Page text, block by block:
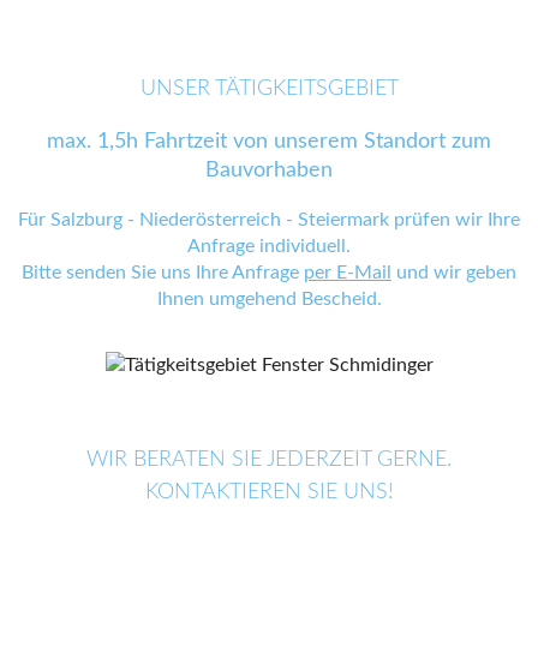
UNSER TÄTIGKEITSGEBIET
max. 1,5h Fahrtzeit von unserem Standort zum
Bauvorhaben
Für Salzburg - Niederösterreich - Steiermark prüfen wir Ihre
Anfrage individuell.
Bitte senden Sie uns Ihre Anfrage per E-Mail
und wir geben
Ihnen umgehend Bescheid.
WIR BERATEN SIE JEDERZEIT GERNE.
KONTAKTIEREN SIE UNS!